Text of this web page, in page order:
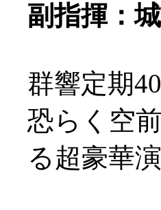
副指揮：
群響定期
恐らく空
る超豪華